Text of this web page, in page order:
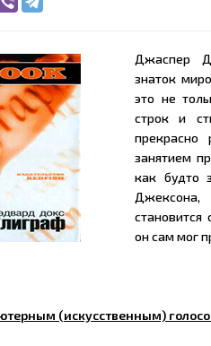
Джаспер
знаток
это не
строк и
занятием
как будто
Джексона,
становится
он сам мог
(искусственным)